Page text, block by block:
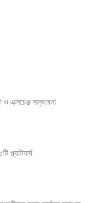
ও এক্সচেঞ্জ সম্ভাবনা
প্ল্যাটফর্ম